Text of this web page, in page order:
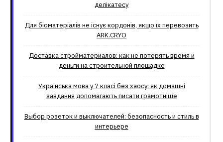
делікатесу
Для біоматеріалів не існує кордонів, якщо їх перевозить
ARK.CRYO
Доставка стройматериалов: как не потерять время и
деньги на строительной площадке
Українська мова у 7 класі без хаосу: як домашні
завдання допомагають писати грамотніше
Выбор розеток и выключателей: безопасность и стиль в
интерьере